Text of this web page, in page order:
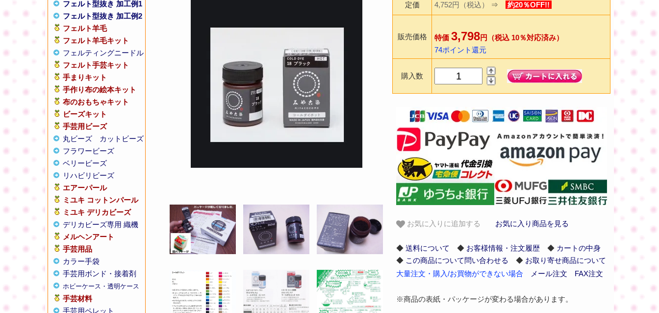
フェルト型抜き 加工例1
フェルト型抜き 加工例2
フェルト羊毛
フェルト羊毛キット
フェルティングニードル
フェルト手芸キット
手まりキット
手作り布の絵本キット
布のおもちゃキット
ビーズキット
手芸用ビーズ
丸ビーズ
カットビーズ
フラワービーズ
ベリービーズ
リハビリビーズ
エアーパール
ミユキ コットンパール
ミユキ デリカビーズ
デリカビーズ専用 織機
メルヘンアート
手芸用品
カラー手袋
手芸用ボンド・接着剤
ホビーケース・透明ケース
手芸材料
手芸用ペレット
定価 4,752円（税込） ⇒ 約20％OFF!!
販売価格 特価 3,798円（税込 10％対応済み）
74ポイント還元
購入数
お気に入りに追加する お気に入り商品を見る
◆ 送料について ◆ お客様情報・注文履歴◆ カートの中身
◆ この商品について問い合わせる ◆ お取り寄せ商品について
大量注文・購入/お買物ができない場合
メール注文 FAX注文
※商品の表紙・パッケージが変わる場合があります。